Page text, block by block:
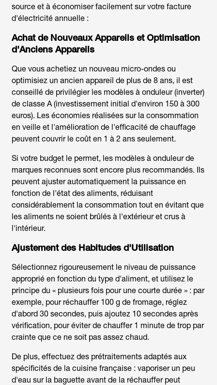
source et à économiser facilement sur votre facture
d'électricité annuelle :
Achat de Nouveaux Appareils et Optimisation
d'Anciens Appareils
Que vous achetiez un nouveau micro-ondes ou
optimisiez un ancien appareil de plus de 8 ans, il est
conseillé de privilégier les modèles à onduleur (inverter)
de classe A (investissement initial d'environ 150 à 300
euros). Les économies réalisées sur la consommation
en veille et l'amélioration de l'efficacité de chauffage
peuvent couvrir le coût en 1 à 2 ans seulement.
Si votre budget le permet, les modèles à onduleur de
marques reconnues sont encore plus recommandés. Ils
peuvent ajuster automatiquement la puissance en
fonction de l'état des aliments, réduisant
considérablement la consommation tout en évitant que
les aliments ne soient brûlés à l'extérieur et crus à
l'intérieur.
Ajustement des Habitudes d'Utilisation
Sélectionnez rigoureusement le niveau de puissance
approprié en fonction du type d'aliment, et utilisez le
principe du « plusieurs fois pour une courte durée » : par
exemple, pour réchauffer 100 g de fromage, réglez
d'abord 30 secondes, puis ajoutez 10 secondes après
vérification, pour éviter de chauffer 1 minute de trop par
crainte que ce ne soit pas assez chaud.
De plus, effectuez des prétraitements adaptés aux
spécificités de la cuisine française : vaporiser un peu
d'eau sur la baguette avant de la réchauffer peut